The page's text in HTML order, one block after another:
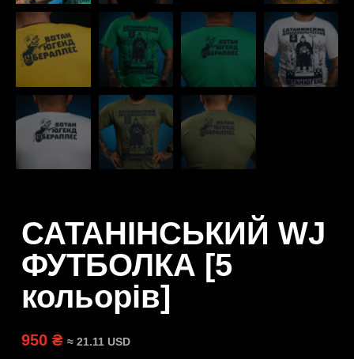
САТАНІНСЬКИЙ WJ
ФУТБОЛКА [5
кольорів]
950 ₴ ≈ 21.11 USD